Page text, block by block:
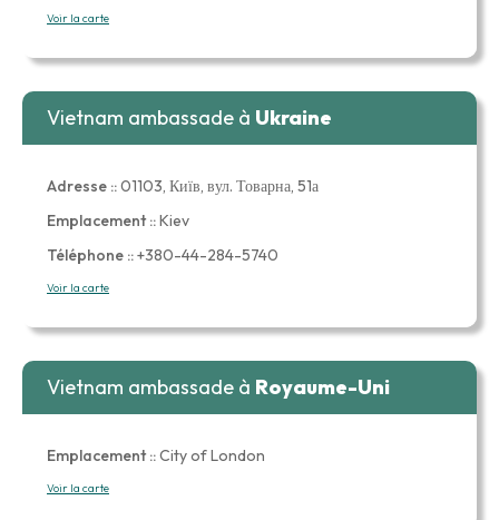
Voir la carte
Vietnam ambassade à Ukraine
Adresse ::01103, Київ, вул. Товарна, 51а
Emplacement ::Kiev
Téléphone ::+380-44-284-5740
Voir la carte
Vietnam ambassade à Royaume-Uni
Emplacement ::City of London
Voir la carte